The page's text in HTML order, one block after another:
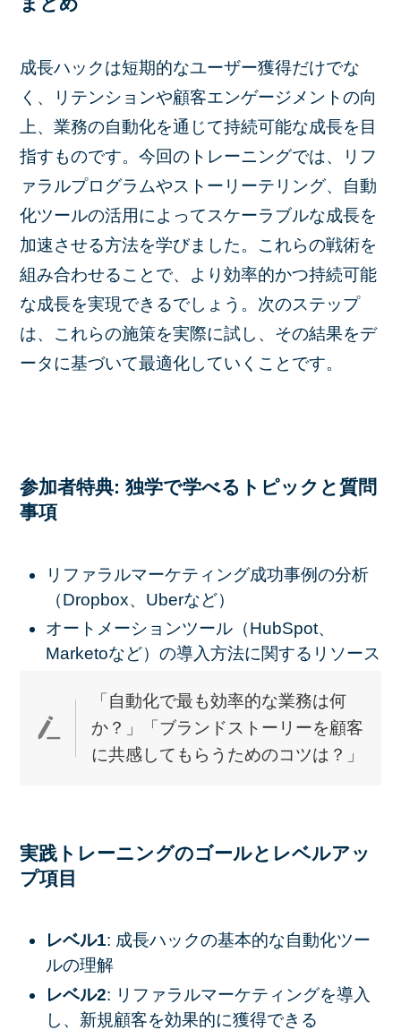
成長ハックは短期的なユーザー獲得だけでな
く、リテンションや顧客エンゲージメントの向
上、業務の自動化を通じて持続可能な成長を目
指すものです。今回のトレーニングでは、リフ
ァラルプログラムやストーリーテリング、自動
化ツールの活用によってスケーラブルな成長を
加速させる方法を学びました。これらの戦術を
組み合わせることで、より効率的かつ持続可能
な成長を実現できるでしょう。次のステップ
は、これらの施策を実際に試し、その結果をデ
ータに基づいて最適化していくことです。
参加者特典: 独学で学べるトピックと質問
事項
リファラルマーケティング成功事例の分析
（Dropbox、Uberなど）
オートメーションツール（HubSpot、
Marketoなど）の導入方法に関するリソース
「自動化で最も効率的な業務は何
か？」「ブランドストーリーを顧客
に共感してもらうためのコツは？」
実践トレーニングのゴールとレベルアッ
プ項目
レベル1: 成長ハックの基本的な自動化ツー
ルの理解
レベル2: リファラルマーケティングを導入
し、新規顧客を効果的に獲得できる